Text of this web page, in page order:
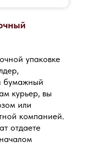
упаковке
бумажный
курьер, вы
или
компанией.
отдаете